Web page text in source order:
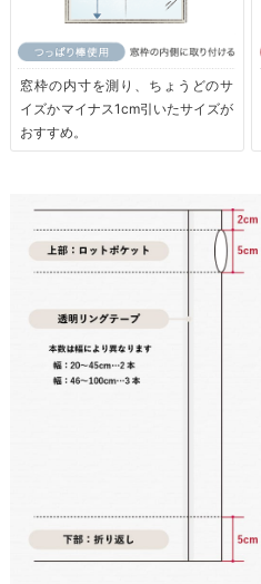
窓枠の内寸を測り、ちょうどのサ
イズかマイナス1cm引いたサイズが
おすすめ。